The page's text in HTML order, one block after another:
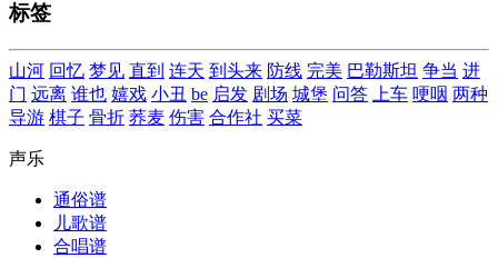
标签
山河 回忆 梦见 直到 连天 到头来 防线 完美 巴勒斯坦 争当 进
门 远离 谁也 嬉戏 小丑 be 启发 剧场 城堡 问答 上车 哽咽 两种
导游 棋子 骨折 荞麦 伤害 合作社 买菜
声乐
通俗谱
儿歌谱
合唱谱